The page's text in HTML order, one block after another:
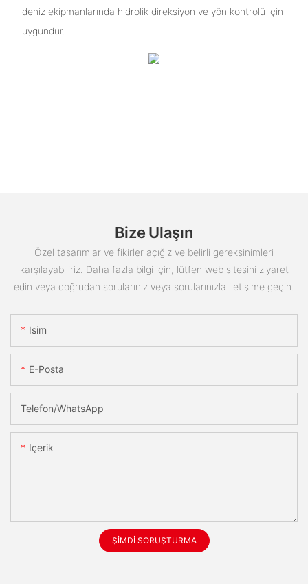
deniz ekipmanlarında hidrolik direksiyon ve yön kontrolü için
uygundur.
Bize Ulaşın
Özel tasarımlar ve fikirler açığız ve belirli gereksinimleri
karşılayabiliriz. Daha fazla bilgi için, lütfen web sitesini ziyaret
edin veya doğrudan sorularınız veya sorularınızla iletişime geçin.
Isim
E-Posta
Telefon/WhatsApp
Içerik
ŞIMDI SORUŞTURMA